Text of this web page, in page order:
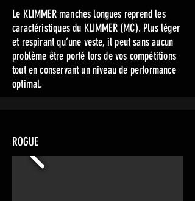
Le KLIMMER manches longues reprend les
caractéristiques du KLIMMER (MC). Plus léger
et respirant qu’une veste, il peut sans aucun
problème être porté lors de vos compétitions
tout en conservant un niveau de performance
optimal.
ROGUE